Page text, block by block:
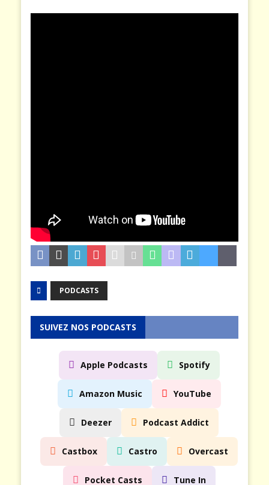
PODCASTS
SUIVEZ NOS PODCASTS
Apple Podcasts Spotify
Amazon Music YouTube
Deezer Podcast Addict
Castbox Castro Overcast
Pocket Casts Tune In